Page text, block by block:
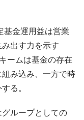
基金運用益は営業
出す力を示す
ームは基金の存在
み込み、一方で時
る。
ループとしての